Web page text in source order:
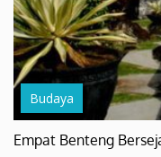
Budaya
Empat Benteng